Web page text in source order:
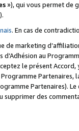
»), qui vous permet de
. En cas de
de marketing
au
le présent Accord,
Partenaires,
Partenaires).
des